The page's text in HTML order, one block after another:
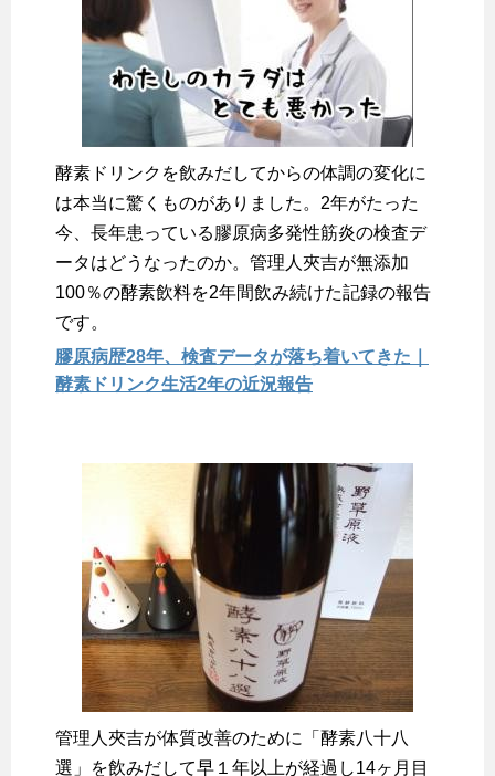
酵素ドリンクを飲みだしてからの体調の変化に
は本当に驚くものがありました。2年がたった
今、長年患っている膠原病多発性筋炎の検査デ
ータはどうなったのか。管理人夾吉が無添加
100％の酵素飲料を2年間飲み続けた記録の報告
です。
膠原病歴28年、検査データが落ち着いてきた｜
酵素ドリンク生活2年の近況報告
管理人夾吉が体質改善のために「酵素八十八
選」を飲みだして早１年以上が経過し14ヶ月目